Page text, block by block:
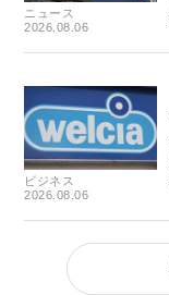
ニュース
2026.08.06
ビジネス
2026.08.06